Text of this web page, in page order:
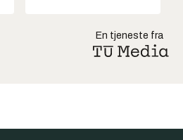
En tjeneste fra